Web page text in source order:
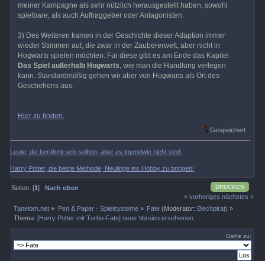
meiner Kampagne als sehr nützlich herausgestellt haben, sowohl
spielbare, als auch Auftraggeber oder Antagonisten.
3) Des Weiteren kamen in der Geschichte dieser Adaption immer
wieder Stimmen auf, die zwar in der Zaubererwelt, aber nicht in
Hogwarts spielen möchten. Für diese gibt es am Ende das Kapitel
Das Spiel außerhalb Hogwarts , wie man die Handlung verlegen
kann. Standardmäßig gehen wir aber von Hogwarts als Ort des
Geschehens aus.
Hier zu finden.
Gespeichert
Leute, die berühmt sein sollten, aber es irgendwie nicht sind.
Harry Potter, die beste Methode, Neulinge ins Hobby zu bringen!
DRUCKEN
Seiten: [1]Nach oben
« vorheriges nächstes »
Tanelorn.net » Pen & Paper - Spielsysteme» Fate (Moderator: Blechpirat) »
Thema:[Harry Potter mit Turbo-Fate] neue Version erschienen
Gehe zu: